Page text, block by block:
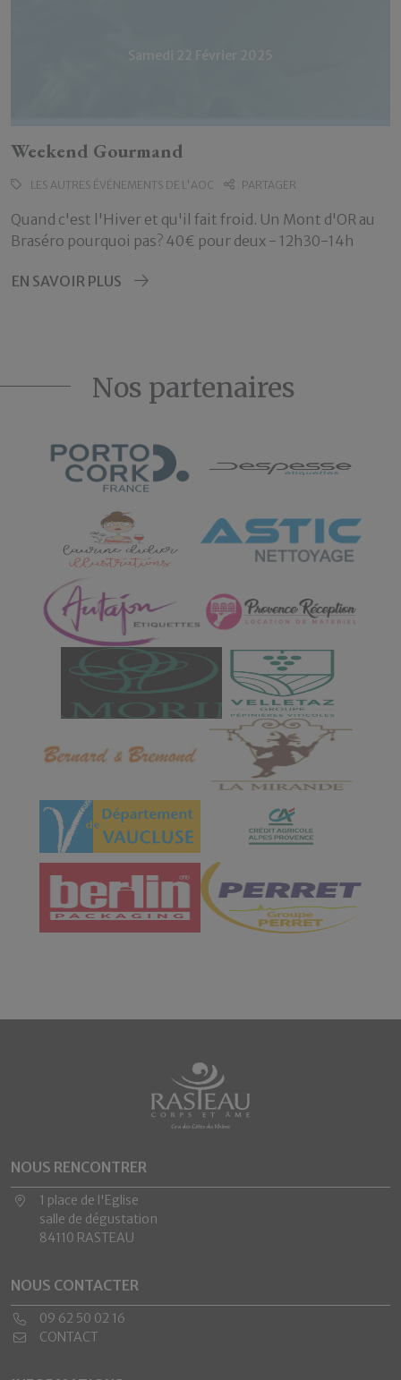
Samedi 22 Février 2025
Weekend Gourmand
LES AUTRES ÉVÉNEMENTS DE L'AOC PARTAGER
Quand c'est l'Hiver et qu'il fait froid. Un Mont d'OR au
Braséro pourquoi pas? 40€ pour deux - 12h30-14h
EN SAVOIR PLUS
Nos partenaires
NOUS RENCONTRER
1 place de l'Eglise
salle de dégustation
84110 RASTEAU
NOUS CONTACTER
09 62 50 02 16
CONTACT